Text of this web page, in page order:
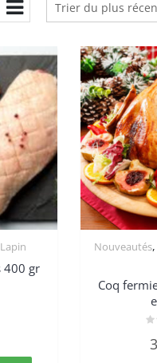
400 gr
Nouveautés,
Coq
0